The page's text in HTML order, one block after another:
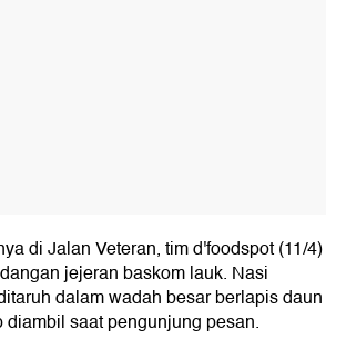
di Jalan Veteran, tim d'foodspot (11/4)
jejeran baskom lauk. Nasi
dalam wadah besar berlapis daun
diambil saat pengunjung pesan.